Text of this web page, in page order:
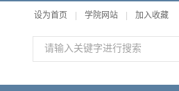
设为首页 学院网站 加入收藏